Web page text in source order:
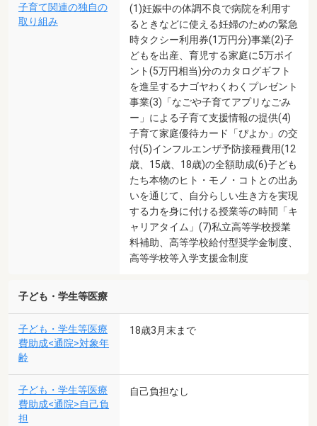
子育て関連の独自の
取り組み
(1)妊娠中の体調不良で病院を利用す
るときなどに使える妊婦のための緊急
時タクシー利用券(1万円分)事業(2)子
どもを出産、育児する家庭に5万ポイ
ント(5万円相当)分のカタログギフト
を進呈するナゴヤわくわくプレゼント
事業(3)「なごや子育てアプリなごみ
ー」による子育て支援情報の提供(4)
子育て家庭優待カード「ぴよか」の交
付(5)インフルエンザ予防接種費用(12
歳、15歳、18歳)の全額助成(6)子ども
たち本物のヒト・モノ・コトとの出あ
いを通じて、自分らしい生き方を実現
する力を身に付ける授業等の時間「キ
ャリアタイム」(7)私立高等学校授業
料補助、高等学校給付型奨学金制度、
高等学校等入学支援金制度
子ども・学生等医療
子ども・学生等医療
費助成<通院>対象年
齢
18歳3月末まで
子ども・学生等医療
費助成<通院>自己負
担
自己負担なし